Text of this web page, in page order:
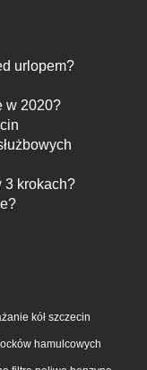
urlopem?
w 2020?
3 krokach?
kół szczecin
hamulcowych